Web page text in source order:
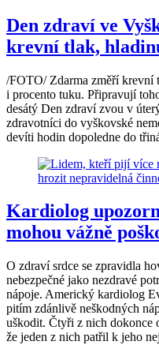
Den zdraví ve
krevní tlak,
/FOTO/ Zdarma změří krevní
i procento tuku. Připravují
desátý Den zdraví zvou v
zdravotníci do vyškovské
devíti hodin dopoledne do
Kardiolog
mohou vážně
O zdraví srdce se zpravidla
nebezpečné jako nezdravé
nápoje. Americký kardiolog
pitím zdánlivě neškodných
uškodit. Čtyři z nich dokonce
že jeden z nich patřil k jeho